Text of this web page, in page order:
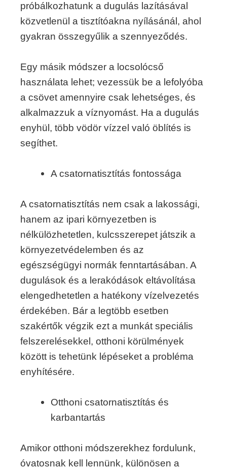
próbálkozhatunk a dugulás lazításával
közvetlenül a tisztítóakna nyílásánál, ahol
gyakran összegyűlik a szennyeződés.
Egy másik módszer a locsolócső
használata lehet; vezessük be a lefolyóba
a csövet amennyire csak lehetséges, és
alkalmazzuk a víznyomást. Ha a dugulás
enyhül, több vödör vízzel való öblítés is
segíthet.
A csatornatisztítás fontossága
A csatornatisztítás nem csak a lakossági,
hanem az ipari környezetben is
nélkülözhetetlen, kulcsszerepet játszik a
környezetvédelemben és az
egészségügyi normák fenntartásában. A
dugulások és a lerakódások eltávolítása
elengedhetetlen a hatékony vízelvezetés
érdekében. Bár a legtöbb esetben
szakértők végzik ezt a munkát speciális
felszerelésekkel, otthoni körülmények
között is tehetünk lépéseket a probléma
enyhítésére.
Otthoni csatornatisztítás és
karbantartás
Amikor otthoni módszerekhez fordulunk,
óvatosnak kell lennünk, különösen a